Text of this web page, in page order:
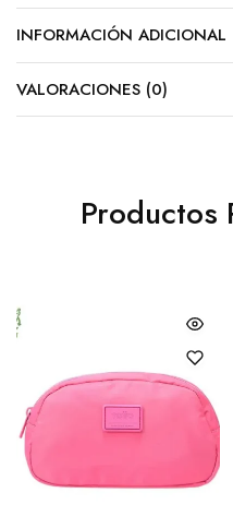
INFORMACIÓN ADICIONAL
VALORACIONES (0)
Productos